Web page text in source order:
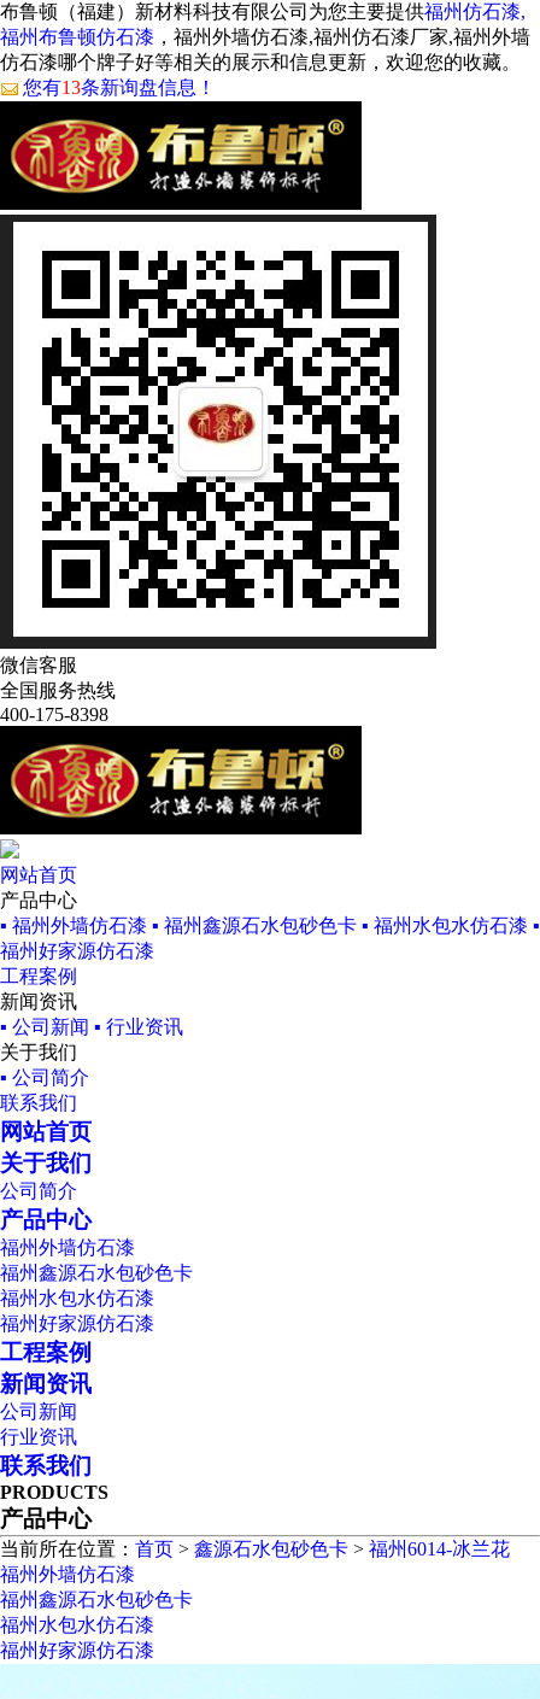
布鲁顿（福建）新材料科技有限公司为您主要提供福州仿石漆,
福州布鲁顿仿石漆 ，福州外墙仿石漆,福州仿石漆厂家,福州外墙
仿石漆哪个牌子好等相关的展示和信息更新，欢迎您的收藏。
您有13条新询盘信息！
微信客服
全国服务热线
400-175-8398
网站首页
产品中心
▪ 福州外墙仿石漆 ▪ 福州鑫源石水包砂色卡 ▪ 福州水包水仿石漆 ▪
福州好家源仿石漆
工程案例
新闻资讯
▪ 公司新闻 ▪ 行业资讯
关于我们
▪ 公司简介
联系我们
网站首页
关于我们
公司简介
产品中心
福州外墙仿石漆
福州鑫源石水包砂色卡
福州水包水仿石漆
福州好家源仿石漆
工程案例
新闻资讯
公司新闻
行业资讯
联系我们
PRODUCTS
产品中心
当前所在位置： 首页 > 鑫源石水包砂色卡 > 福州6014-冰兰花
福州外墙仿石漆
福州鑫源石水包砂色卡
福州水包水仿石漆
福州好家源仿石漆